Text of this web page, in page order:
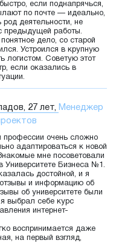
если поднапрячься,
по почте — идеально,
род деятельности, не
предыдущей работы.
дело, со старой
Устроился в крупную
логистом. Советую этот
если оказались в
27 лет, Менеджер
профессии очень сложно
адаптироваться к новой
мне посоветовали
Университете Бизнеса №1.
достойной, и я
и информацию об
об университете были
выбрал себе курс
интернет-
воспринимается даже
на первый взгляд,